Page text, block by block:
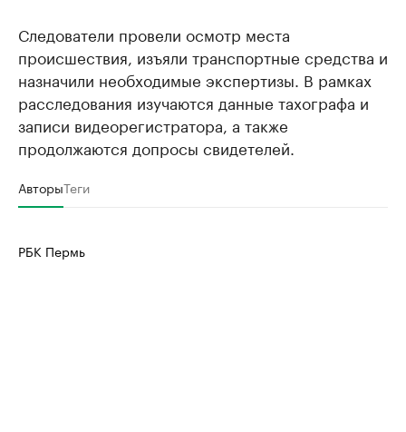
Следователи провели осмотр места
происшествия, изъяли транспортные средства и
назначили необходимые экспертизы. В рамках
расследования изучаются данные тахографа и
записи видеорегистратора, а также
продолжаются допросы свидетелей.
АвторыТеги
РБК Пермь